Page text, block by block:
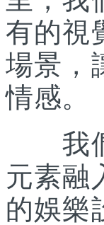
有的視
場景，
情感。
我們
元素融
的娛樂